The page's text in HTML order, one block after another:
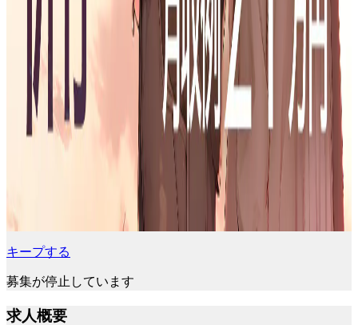
キープする
募集が停止しています
求人概要